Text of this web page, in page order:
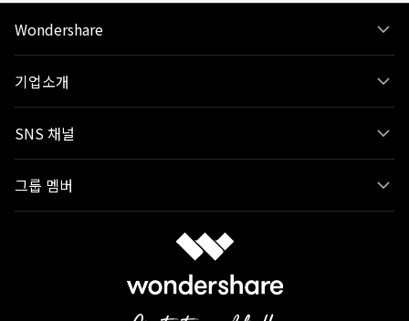
Wondershare
기업소개
SNS 채널
그룹 멤버